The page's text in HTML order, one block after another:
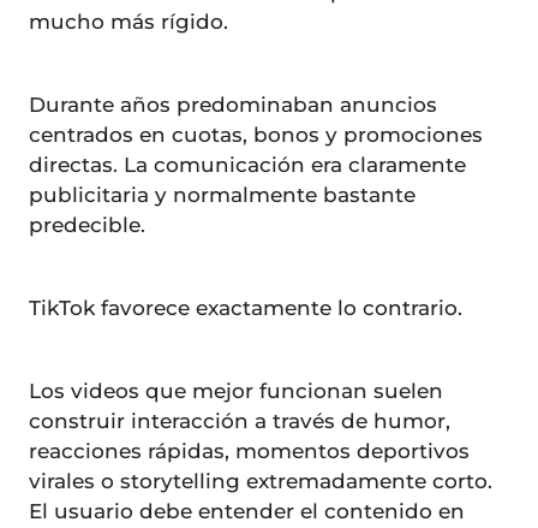
mucho más rígido.
Durante años predominaban anuncios
centrados en cuotas, bonos y promociones
directas. La comunicación era claramente
publicitaria y normalmente bastante
predecible.
TikTok favorece exactamente lo contrario.
Los videos que mejor funcionan suelen
construir interacción a través de humor,
reacciones rápidas, momentos deportivos
virales o storytelling extremadamente corto.
El usuario debe entender el contenido en